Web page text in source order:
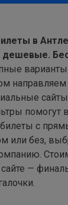
в
дешевые.
направляем
помогут
с
или без,
—